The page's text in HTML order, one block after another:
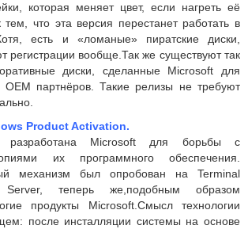
которая меняет цвет, если нагреть её
тем, что эта версия перестанет работать в
есть и «ломаные» пиратские диски,
регистрации вообще.Так же существуют так
диски, сделанные Microsoft для
OEM партнёров. Такие релизы не требуют
Product Activation.
разработана Microsoft для борьбы с
их программного обеспечения.
механизм был опробован на Terminal
теперь же,подобным образом
продукты Microsoft.Смысл технологии
после инсталляции системы на основе